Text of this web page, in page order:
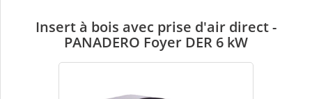
Insert à bois avec prise d'air direct -
PANADERO Foyer DER 6 kW